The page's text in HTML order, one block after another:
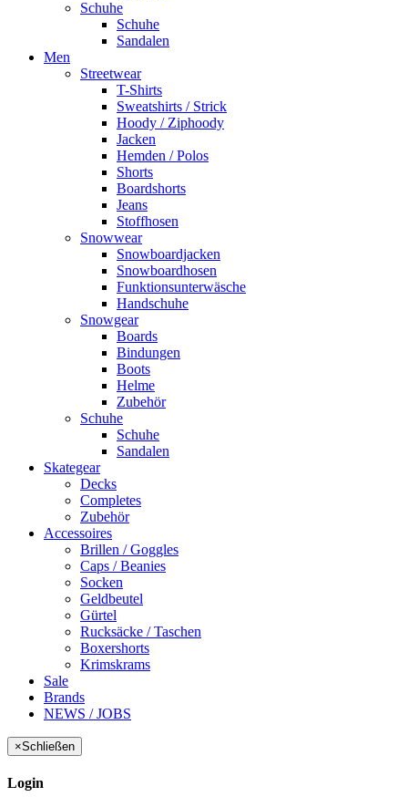
Schuhe
Schuhe
Sandalen
Men
Streetwear
T-Shirts
Sweatshirts / Strick
Hoody / Ziphoody
Jacken
Hemden / Polos
Shorts
Boardshorts
Jeans
Stoffhosen
Snowwear
Snowboardjacken
Snowboardhosen
Funktionsunterwäsche
Handschuhe
Snowgear
Boards
Bindungen
Boots
Helme
Zubehör
Schuhe
Schuhe
Sandalen
Skategear
Decks
Completes
Zubehör
Accessoires
Brillen / Goggles
Caps / Beanies
Socken
Geldbeutel
Gürtel
Rucksäcke / Taschen
Boxershorts
Krimskrams
Sale
Brands
NEWS / JOBS
×Schließen
Login